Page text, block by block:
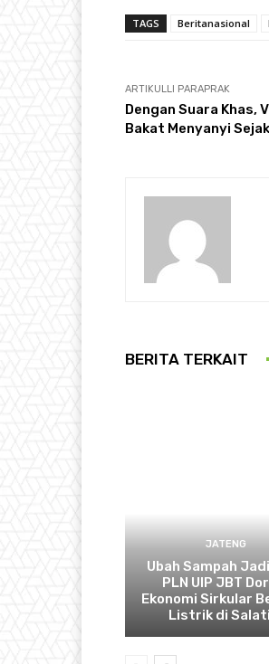
TAGS Beritanasional
ARTIKULLI PARAPRAK
Dengan Suara Khas,
Bakat Menyanyi
BERITA TERKAIT
JATENG
Ubah Sampah
PLN UIP JBT
Ekonomi Sirkular
Listrik di